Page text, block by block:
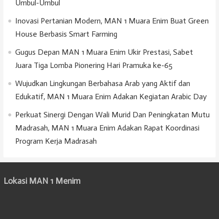
Umbul-Umbul
Inovasi Pertanian Modern, MAN 1 Muara Enim Buat Green
House Berbasis Smart Farming
Gugus Depan MAN 1 Muara Enim Ukir Prestasi, Sabet
Juara Tiga Lomba Pionering Hari Pramuka ke-65
Wujudkan Lingkungan Berbahasa Arab yang Aktif dan
Edukatif, MAN 1 Muara Enim Adakan Kegiatan Arabic Day
Perkuat Sinergi Dengan Wali Murid Dan Peningkatan Mutu
Madrasah, MAN 1 Muara Enim Adakan Rapat Koordinasi
Program Kerja Madrasah
Lokasi MAN 1 Menim